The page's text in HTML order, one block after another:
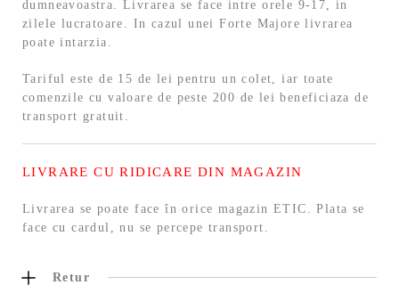
dumneavoastra. Livrarea se face intre orele 9-17, in
zilele lucratoare. In cazul unei Forte Majore livrarea
poate intarzia.
Tariful este de 15 de lei pentru un colet, iar toate
comenzile cu valoare de peste 200 de lei beneficiaza de
transport gratuit.
LIVRARE CU RIDICARE DIN MAGAZIN
Livrarea se poate face în orice magazin ETIC. Plata se
face cu cardul, nu se percepe transport.
Retur